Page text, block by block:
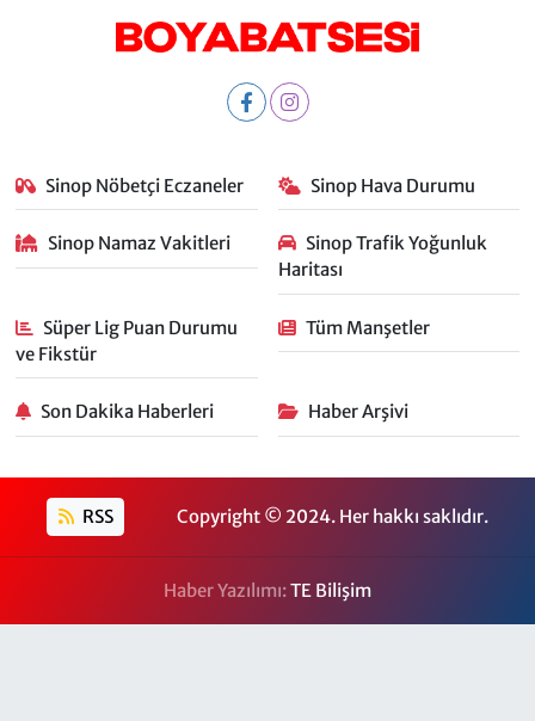
Sinop Nöbetçi Eczaneler Sinop Hava Durumu
Sinop Namaz Vakitleri
Sinop Trafik Yoğunluk
Haritası
Süper Lig Puan Durumu
ve Fikstür
Tüm Manşetler
Son Dakika Haberleri Haber Arşivi
RSS Copyright © 2024. Her hakkı saklıdır.
Haber Yazılımı:TE Bilişim